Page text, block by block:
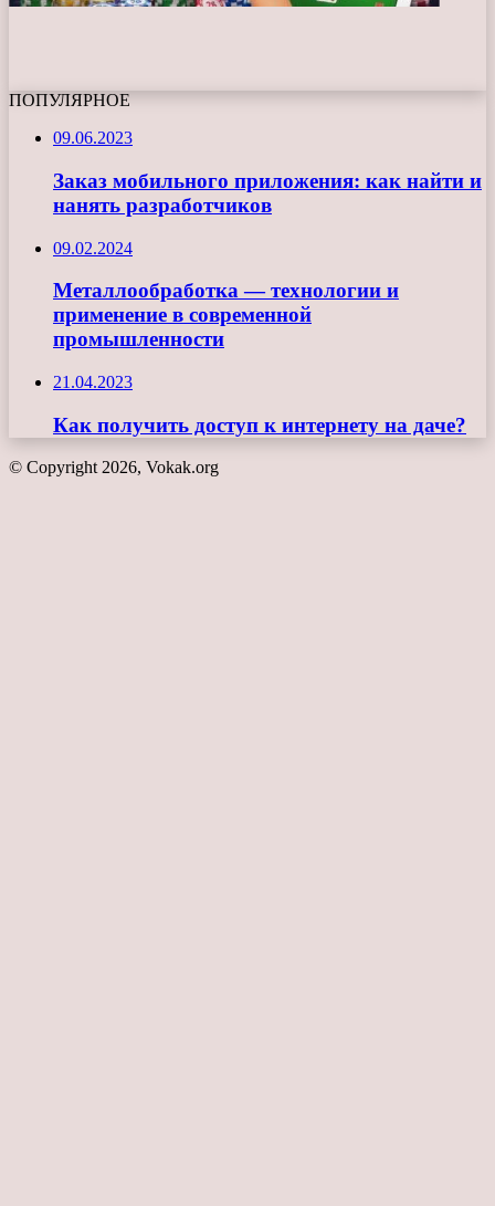
ПОПУЛЯРНОЕ
09.06.2023
Заказ мобильного приложения: как найти и
нанять разработчиков
09.02.2024
Металлообработка — технологии и
применение в современной
промышленности
21.04.2023
Как получить доступ к интернету на даче?
© Copyright 2026, Vokak.org